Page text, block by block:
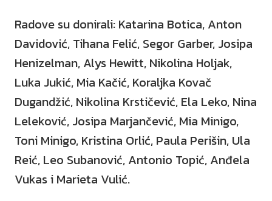
Radove su donirali: Katarina Botica, Anton
Davidović, Tihana Felić, Segor Garber, Josipa
Henizelman, Alys Hewitt, Nikolina Holjak,
Luka Jukić, Mia Kačić, Koraljka Kovač
Dugandžić, Nikolina Krstičević, Ela Leko, Nina
Leleković, Josipa Marjančević, Mia Minigo,
Toni Minigo, Kristina Orlić, Paula Perišin, Ula
Reić, Leo Subanović, Antonio Topić, Anđela
Vukas i Marieta Vulić.